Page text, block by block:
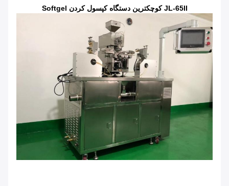
JL-65II کوچکترین دستگاه کپسول کردن Softgel